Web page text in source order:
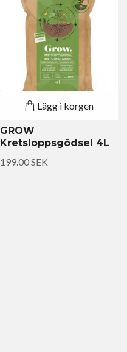
Lägg i korgen
GROW
Kretsloppsgödsel 4L
199.00 SEK